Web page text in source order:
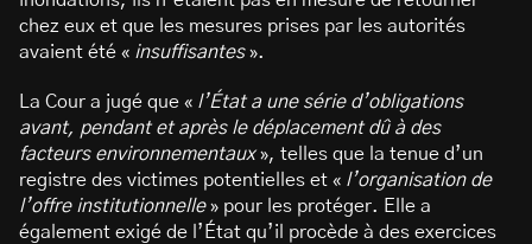
chez eux et que les mesures prises par les autorités
avaient été « insuffisantes».
La Cour a jugé que « l’État a une série d’obligations
avant, pendant et après le déplacement dû à des
facteurs environnementaux», telles que la tenue d’un
registre des victimes potentielles et « l’organisation de
l’offre institutionnelle» pour les protéger. Elle a
également exigé de l’État qu’il procède à des exercices